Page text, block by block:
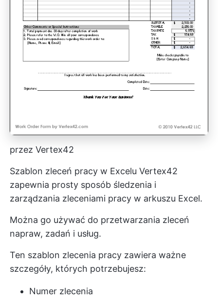
przez Vertex42
Szablon zleceń pracy w Excelu Vertex42
zapewnia prosty sposób śledzenia i
zarządzania zleceniami pracy w arkuszu Excel.
Można go używać do przetwarzania zleceń
napraw, zadań i usług.
Ten szablon zlecenia pracy zawiera ważne
szczegóły, których potrzebujesz:
Numer zlecenia